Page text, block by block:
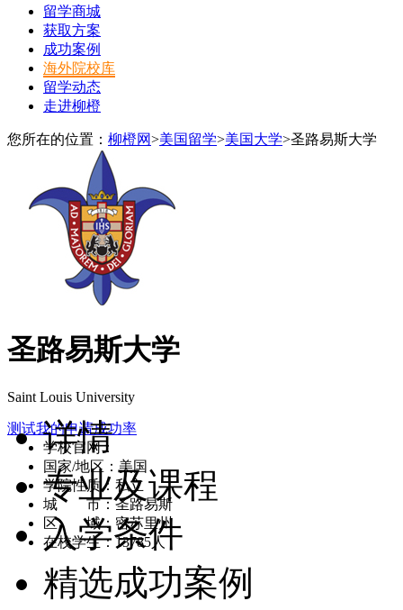
留学商城
获取方案
成功案例
海外院校库
留学动态
走进柳橙
您所在的位置： 柳橙网>美国留学>美国大学>圣路易斯大学
圣路易斯大学
Saint Louis University
测试我的申请成功率
学校官网：
国家/地区：美国
学院性质：私立
城 市：圣路易斯
区 域：密苏里州
在校学生：13785人
详情
专业及课程
入学条件
精选成功案例